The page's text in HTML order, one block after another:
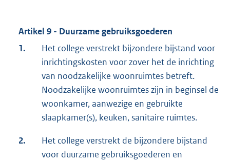
Artikel 9 - Duurzame gebruiksgoederen
1.
Het college verstrekt bijzondere bijstand voor
inrichtingskosten voor zover het de inrichting
van noodzakelijke woonruimtes betreft.
Noodzakelijke woonruimtes zijn in beginsel de
woonkamer, aanwezige en gebruikte
slaapkamer(s), keuken, sanitaire ruimtes.
2.
Het college verstrekt de bijzondere bijstand
voor duurzame gebruiksgoederen en